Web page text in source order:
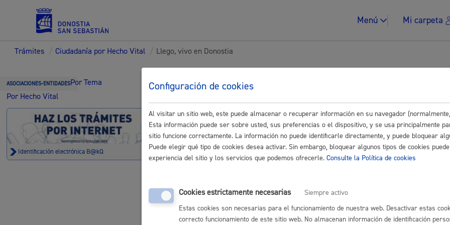
Menú Mi carpeta
Servicios
Padrón y asuntos personales Impuestos y
Trámites / Ciudadanía por Hecho Vital / Llego, vivo en Donostia
ASOCIACIONES-ENTIDADESPor Tema
Por Hecho Vital
Identificación electrónica B@kQ
Trámites para Ciudadanía
Buscar
Llego, vivo en Donostia
Configuración de cookies
Al visitar un sitio web, este puede almacenar o recuperar información en su navegador
Esta información puede ser sobre usted, sus preferencias o el dispositivo, y se usa principalmente
sitio funcione correctamente. La información no puede identificarle directamente, y puede bloquear
Puede elegir qué tipo de cookies desea activar. Sin embargo, bloquear algunos tipos de cookies
experiencia del sitio y los servicios que podemos ofrecerle. Consulte la Política de cookies
Cookies estrictamente necesarias
Siempre activo
Estas cookies son necesarias para el funcionamiento de nuestra web. Desactivar estas
correcto funcionamiento de este sitio web. No almacenan información de identificación